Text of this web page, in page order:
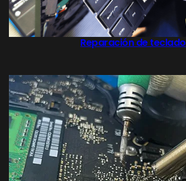
Reparación de teclado